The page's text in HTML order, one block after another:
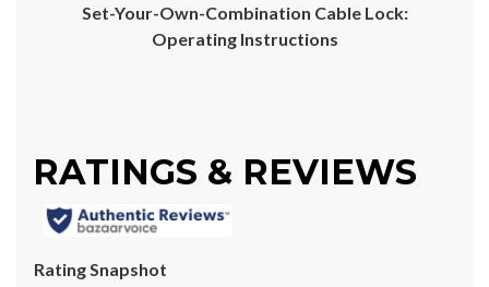
Set-Your-Own-Combination Cable Lock:
Operating Instructions